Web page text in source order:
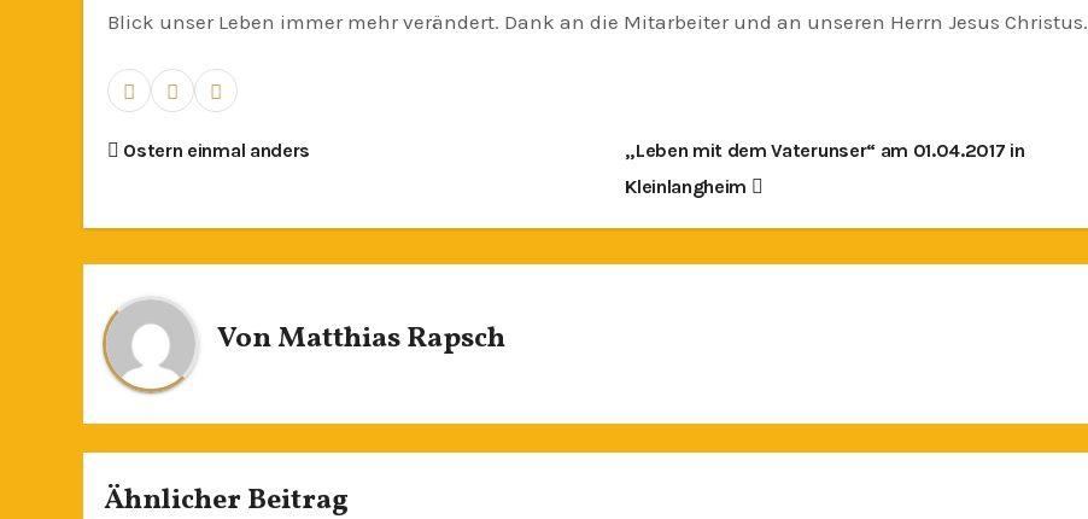
Blick unser Leben immer mehr verändert. Dank an die Mitarbeiter und an unseren Herrn Jesus Christus.
Beitragsnavigation
Ostern einmal anders
„Leben mit dem Vaterunser“ am 01.04.2017 in
Kleinlangheim
VonMatthias Rapsch
Ähnlicher Beitrag